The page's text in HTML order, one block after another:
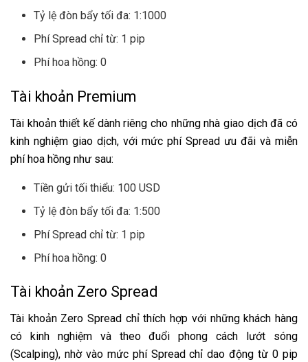
Tỷ lệ đòn bẩy tối đa: 1:1000
Phí Spread chỉ từ: 1 pip
Phí hoa hồng: 0
Tài khoản Premium
Tài khoản thiết kế dành riêng cho những nhà giao dịch đã có
kinh nghiệm giao dịch, với mức phí Spread ưu đãi và miễn
phí hoa hồng như sau:
Tiền gửi tối thiểu: 100 USD
Tỷ lệ đòn bẩy tối đa: 1:500
Phí Spread chỉ từ: 1 pip
Phí hoa hồng: 0
Tài khoản Zero Spread
Tài khoản Zero Spread chỉ thích hợp với những khách hàng
có kinh nghiệm và theo đuổi phong cách lướt sóng
(Scalping), nhờ vào mức phí Spread chỉ dao động từ 0 pip